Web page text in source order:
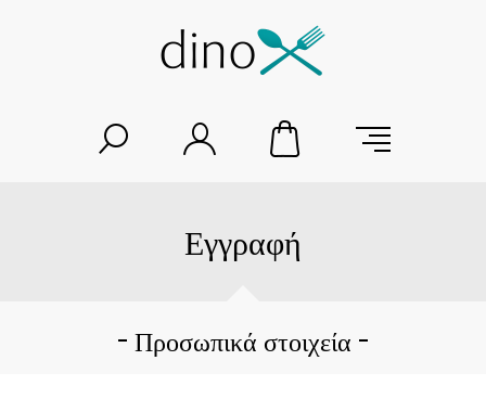
Εγγραφή
Προσωπικά στοιχεία